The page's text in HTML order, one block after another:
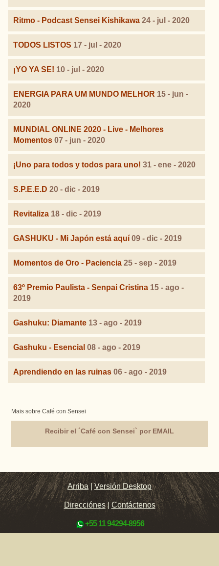
Ritmo - Podcast Sensei Kishikawa 24 - jul - 2020
TODOS LISTOS 17 - jul - 2020
¡YO YA SE! 10 - jul - 2020
ENERGIA PARA UM MUNDO MELHOR 15 - jun -
2020
MUNDIAL ONLINE 2020 - Live - Melhores
Momentos 07 - jun - 2020
¡Uno para todos y todos para uno! 31 - ene - 2020
S.P.E.E.D 20 - dic - 2019
Revitaliza 18 - dic - 2019
GASHUKU - Mi Japón está aquí 09 - dic - 2019
Momentos de Oro - Paciencia 25 - sep - 2019
63º Premio Paulista - Senpai Cristina 15 - ago -
2019
Gashuku: Diamante 13 - ago - 2019
Gashuku - Esencial 08 - ago - 2019
Aprendiendo en las ruinas 06 - ago - 2019
Mais sobre Café con Sensei
Recibir el ´Café con Sensei` por EMAIL
Arriba |Versión Desktop
Direcciónes| Contáctenos
+55 11 94294-8956